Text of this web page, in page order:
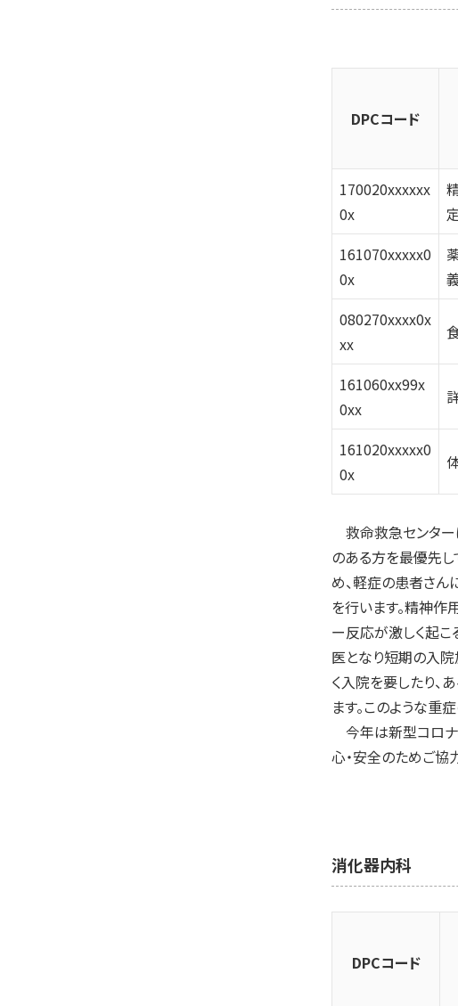
DPCコード
170020xxxxxx
0x
161070xxxxx0
0x
080270xxxx0x
xx
161060xx99x
0xx
161020xxxxx0
0x
救命救急センター
のある方を最優先
め、軽症の患者さ
を行います。精神作
ー反応が激しく起こ
医となり短期の入院
く入院を要したり、
ます。このような
今年は新型コロナ
心・安全のためご協
消化器内科
DPCコード